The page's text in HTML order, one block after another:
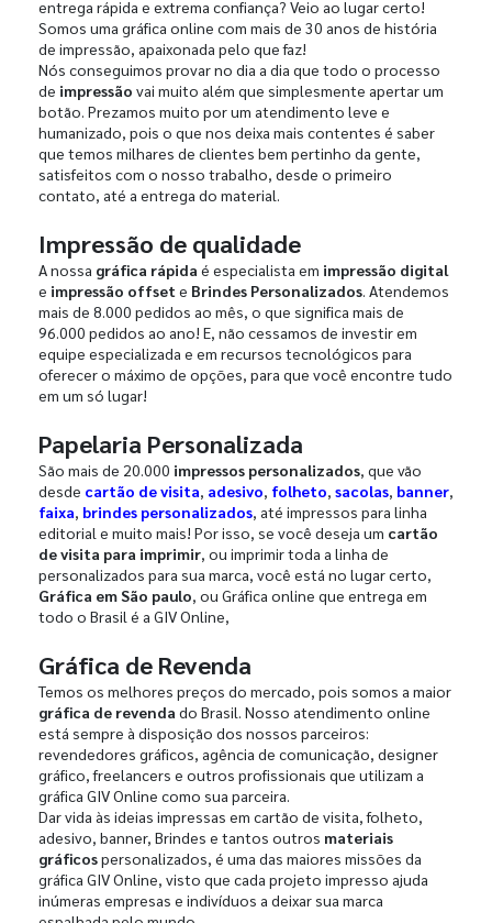
entrega rápida e extrema confiança? Veio ao lugar certo!
Somos uma gráfica online com mais de 30 anos de história
de impressão, apaixonada pelo que faz!
Nós conseguimos provar no dia a dia que todo o processo
de impressão vai muito além que simplesmente apertar um
botão. Prezamos muito por um atendimento leve e
humanizado, pois o que nos deixa mais contentes é saber
que temos milhares de clientes bem pertinho da gente,
satisfeitos com o nosso trabalho, desde o primeiro
contato, até a entrega do material.
Impressão de qualidade
A nossa gráfica rápida é especialista em impressão digital
e impressão offset e Brindes Personalizados. Atendemos
mais de 8.000 pedidos ao mês, o que significa mais de
96.000 pedidos ao ano! E, não cessamos de investir em
equipe especializada e em recursos tecnológicos para
oferecer o máximo de opções, para que você encontre tudo
em um só lugar!
Papelaria Personalizada
São mais de 20.000 impressos personalizados, que vão
desde cartão de visita, adesivo, folheto, sacolas, banner,
faixa, brindes personalizados, até impressos para linha
editorial e muito mais! Por isso, se você deseja um cartão
de visita para imprimir, ou imprimir toda a linha de
personalizados para sua marca, você está no lugar certo,
Gráfica em São paulo, ou Gráfica online que entrega em
todo o Brasil é a GIV Online,
Gráfica de Revenda
Temos os melhores preços do mercado, pois somos a maior
gráfica de revenda do Brasil. Nosso atendimento online
está sempre à disposição dos nossos parceiros:
revendedores gráficos, agência de comunicação, designer
gráfico, freelancers e outros profissionais que utilizam a
gráfica GIV Online como sua parceira.
Dar vida às ideias impressas em cartão de visita, folheto,
adesivo, banner, Brindes e tantos outros materiais
gráficospersonalizados, é uma das maiores missões da
gráfica GIV Online, visto que cada projeto impresso ajuda
inúmeras empresas e indivíduos a deixar sua marca